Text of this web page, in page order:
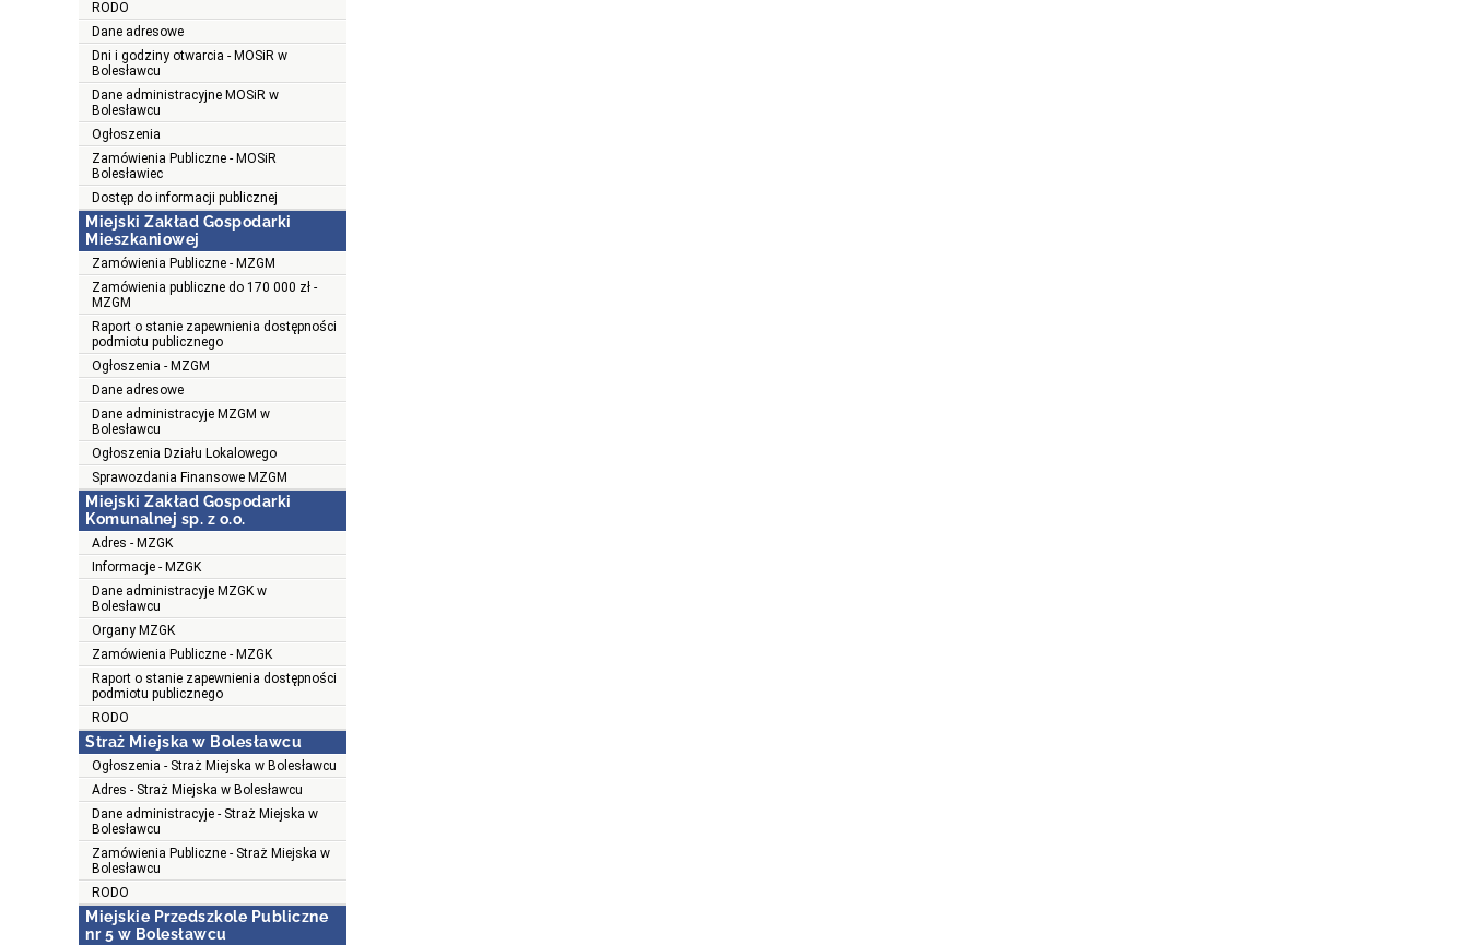
RODO
Dane adresowe
Dni i godziny otwarcia - MOSiR w
Bolesławcu
Dane administracyjne MOSiR w
Bolesławcu
Ogłoszenia
Zamówienia Publiczne - MOSiR
Bolesławiec
Dostęp do informacji publicznej
Miejski Zakład Gospodarki
Mieszkaniowej
Zamówienia Publiczne - MZGM
Zamówienia publiczne do 170 000 zł -
MZGM
Raport o stanie zapewnienia dostępności
podmiotu publicznego
Ogłoszenia - MZGM
Dane adresowe
Dane administracyje MZGM w
Bolesławcu
Ogłoszenia Działu Lokalowego
Sprawozdania Finansowe MZGM
Miejski Zakład Gospodarki
Komunalnej sp. z o.o.
Adres - MZGK
Informacje - MZGK
Dane administracyje MZGK w
Bolesławcu
Organy MZGK
Zamówienia Publiczne - MZGK
Raport o stanie zapewnienia dostępności
podmiotu publicznego
RODO
Straż Miejska w Bolesławcu
Ogłoszenia - Straż Miejska w Bolesławcu
Adres - Straż Miejska w Bolesławcu
Dane administracyje - Straż Miejska w
Bolesławcu
Zamówienia Publiczne - Straż Miejska w
Bolesławcu
RODO
Miejskie Przedszkole Publiczne
nr 5 w Bolesławcu